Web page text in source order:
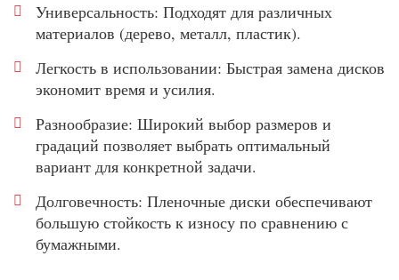
Универсальность: Подходят для различных
материалов (дерево, металл, пластик).
Легкость в использовании: Быстрая замена дисков
экономит время и усилия.
Разнообразие: Широкий выбор размеров и
градаций позволяет выбрать оптимальный
вариант для конкретной задачи.
Долговечность: Пленочные диски обеспечивают
большую стойкость к износу по сравнению с
бумажными.